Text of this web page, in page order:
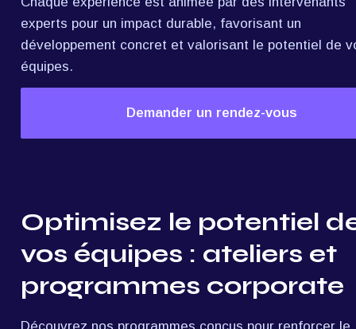
experts pour un impact durable, favorisant un
développement concret et valorisant le potentiel de
équipes.
Demander un rendez-vous
Optimisez le potentiel
vos équipes : ateliers et
programmes corporate
Découvrez nos programmes conçus pour renforcer le